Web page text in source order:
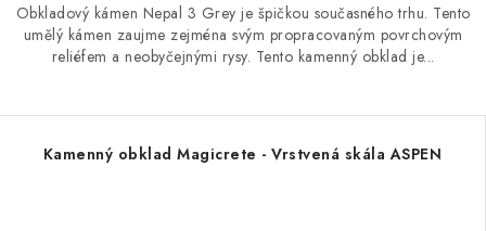
Obkladový kámen Nepal 3 Grey je špičkou současného trhu. Tento
umělý kámen zaujme zejména svým propracovaným povrchovým
reliéfem a neobyčejnými rysy. Tento kamenný obklad je...
Kamenný obklad Magicrete - Vrstvená skála ASPEN